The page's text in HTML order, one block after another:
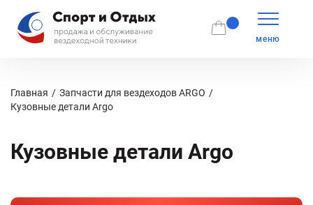
меню
Главная
Запчасти для вездеходов ARGO
Кузовные детали Argo
Кузовные детали Argo